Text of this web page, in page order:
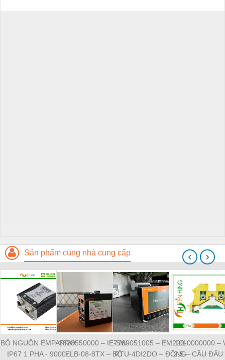
Sản phẩm cùng nhà cung cấp
BỘ NGUỒN EMPARRO
IP67 1 PHA - 9000-
2828550000 – IE-SW-
ELB-08-8TX – BỘ
7760051005 – EM220-
RTU-4DI2DO – ĐỒNG
1010000000 –
2.5 – CẦU ĐẤU
‹ ›